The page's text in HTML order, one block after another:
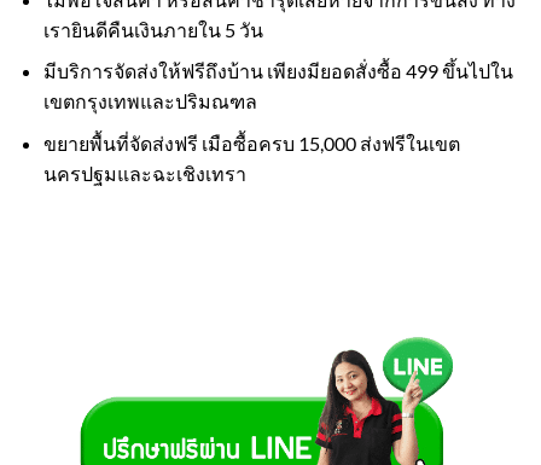
เรายินดีคืนเงินภายใน 5 วัน
มีบริการจัดส่งให้ฟรีถึงบ้าน เพียงมียอดสั่งซื้อ 499 ขึ้นไปใน
เขตกรุงเทพและปริมณฑล
ขยายพื้นที่จัดส่งฟรี เมือซื้อครบ 15,000 ส่งฟรีในเขต
นครปฐมและฉะเชิงเทรา